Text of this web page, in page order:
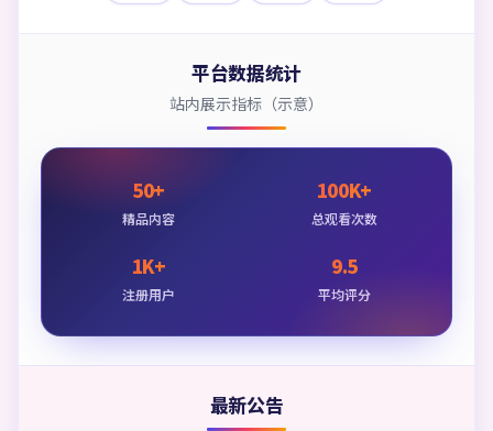
平台数据统计
站内展示指标（示意）
50+
精品内容
100K+
总观看次数
1K+
注册用户
9.5
平均评分
最新公告